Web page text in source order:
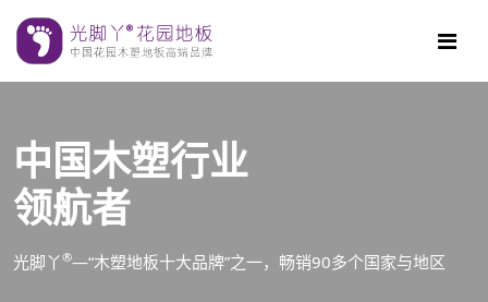
中国木塑行业
领航者
光脚丫®—“木塑地板十大品牌”之一，畅销90多个国家与地区